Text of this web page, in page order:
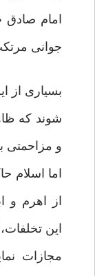
امام
جوانی
بسیاری از
شوند که
و مزاحمتی
اما اسلام
از اهرم و
این
مجازات